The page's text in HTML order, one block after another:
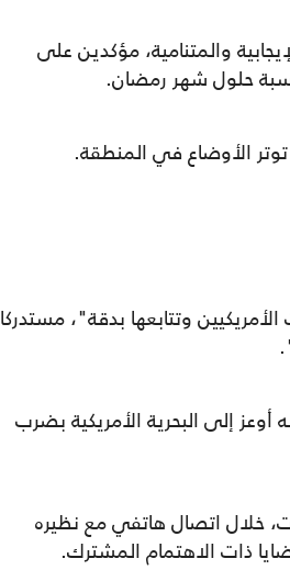
والمتنامية، مؤكدين على
حلول شهر رمضان.
الأوضاع في المنطقة.
وتتابعها بدقة"، مستدركا
أوعز إلى البحرية الأمريكية بضرب
خلال اتصال هاتفي مع نظيره
ذات الاهتمام المشترك.